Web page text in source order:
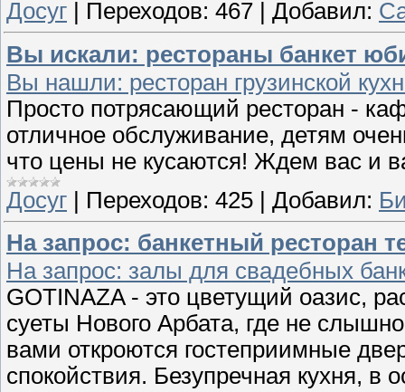
Досуг Переходов: 467 Добавил:
Вы искали: рестораны банкет
Вы нашли: ресторан грузинской
Просто потрясающий ресторан -
отличное обслуживание, детям
что цены не кусаются! Ждем вас и
Досуг
Переходов: 425 Добавил:
На запрос: банкетный ресторан
На запрос: залы для свадебных
GOTINAZA - это цветущий оазис,
суеты Нового Арбата, где не
вами откроются гостеприимные
спокойствия. Безупречная кухня, в